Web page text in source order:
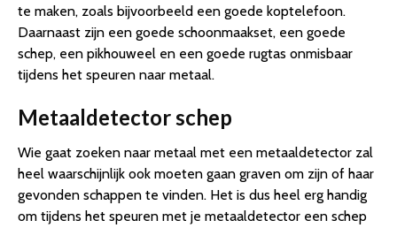
te maken, zoals bijvoorbeeld een goede koptelefoon.
Daarnaast zijn een goede schoonmaakset, een goede
schep, een pikhouweel en een goede rugtas onmisbaar
tijdens het speuren naar metaal.
Metaaldetector schep
Wie gaat zoeken naar metaal met een metaaldetector zal
heel waarschijnlijk ook moeten gaan graven om zijn of haar
gevonden schappen te vinden. Het is dus heel erg handig
om tijdens het speuren met je metaaldetector een schep